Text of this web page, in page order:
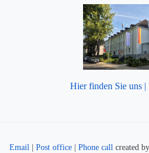
Hier finden Sie uns |
Email Post office Phone call created by